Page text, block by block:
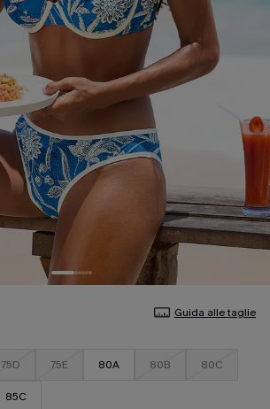
Guida alle taglie
75D 75E 80A 80B 80C
85C